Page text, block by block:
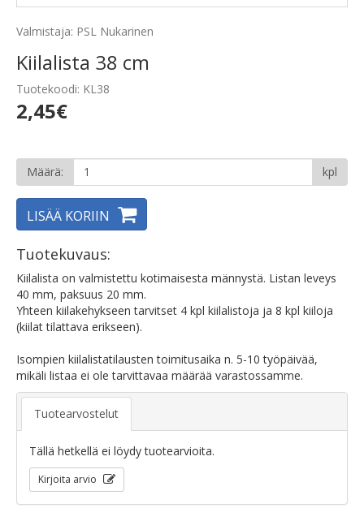
Valmistaja: PSL Nukarinen
Kiilalista 38 cm
Tuotekoodi: KL38
2,45€
Määrä: kpl
LISÄÄ KORIIN
Tuotekuvaus:
Kiilalista on valmistettu kotimaisesta männystä. Listan leveys
40 mm, paksuus 20 mm.
Yhteen kiilakehykseen tarvitset 4 kpl kiilalistoja ja 8 kpl kiiloja
(kiilat tilattava erikseen).
Isompien kiilalistatilausten toimitusaika n. 5-10 työpäivää,
mikäli listaa ei ole tarvittavaa määrää varastossamme.
Tuotearvostelut
Tällä hetkellä ei löydy tuotearvioita.
Kirjoita arvio